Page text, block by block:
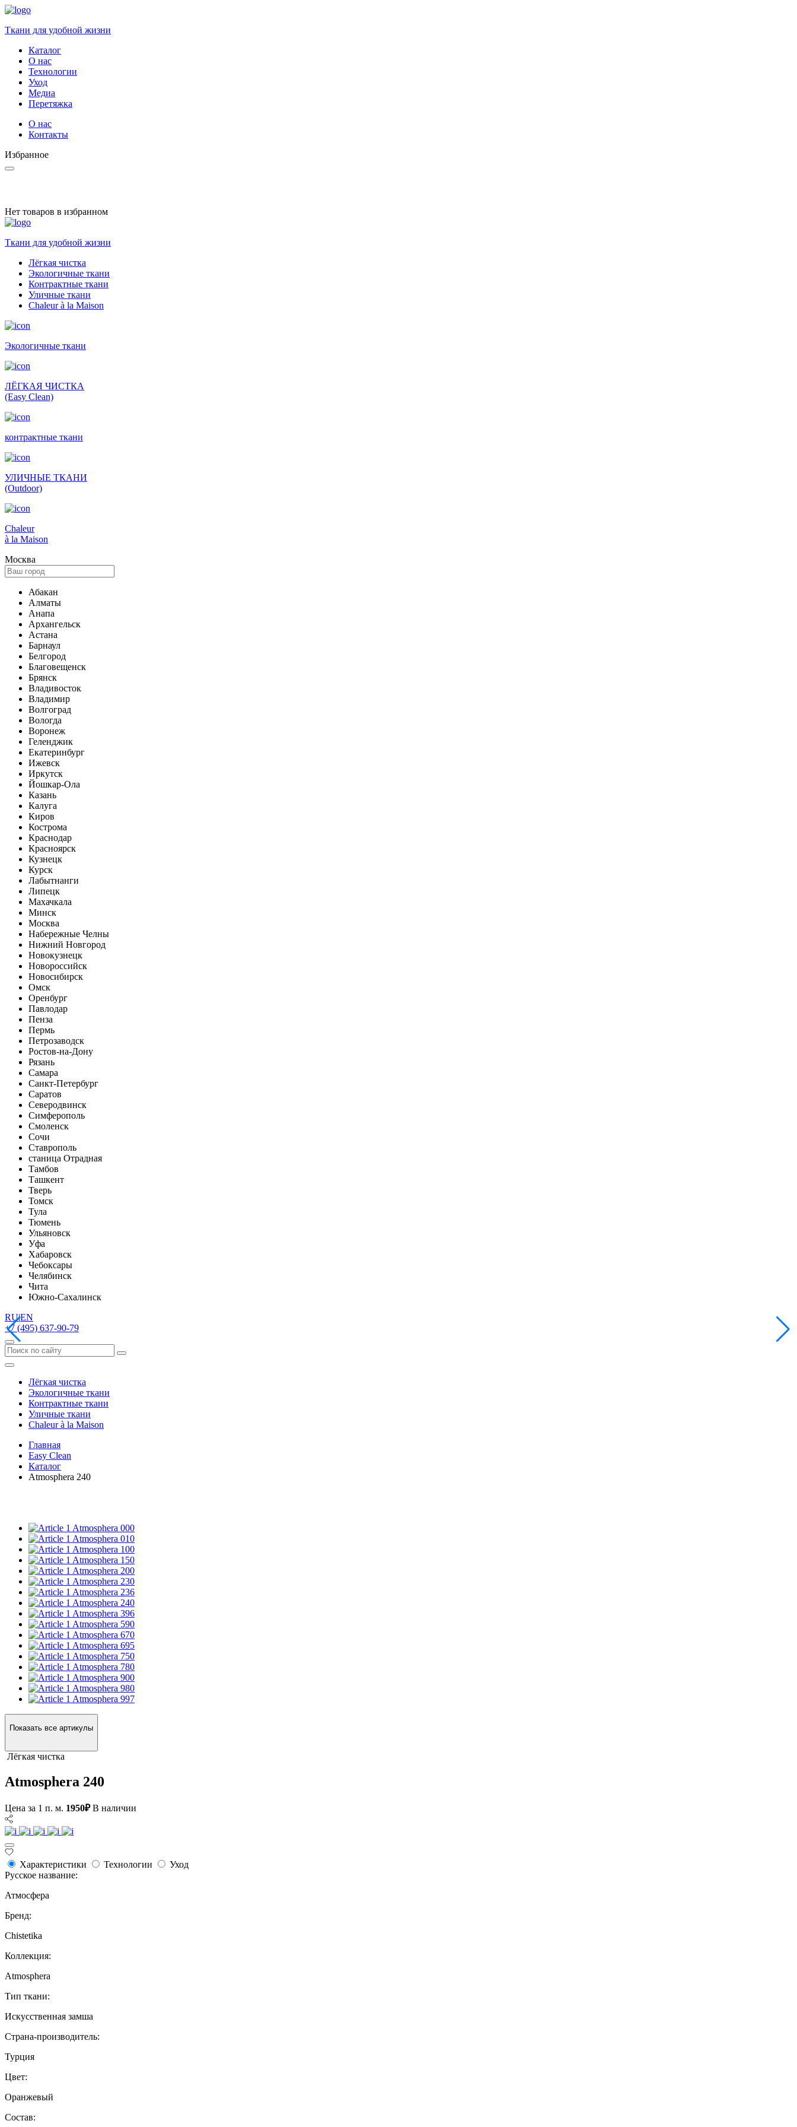
Ткани для удобной жизни
Каталог
О нас
Технологии
Уход
Медиа
Перетяжка
О нас
Контакты
Избранное
Нет товаров в избранном
Ткани для удобной жизни
Лёгкая чистка
Экологичные ткани
Контрактные ткани
Уличные ткани
Сhaleur à la Maison
Экологичные ткани
ЛЁГКАЯ ЧИСТКА
(Easy Clean)
контрактные ткани
УЛИЧНЫЕ ТКАНИ
(Outdoor)
Сhaleur
à la Maison
Москва
Абакан
Алматы
Анапа
Архангельск
Астана
Барнаул
Белгород
Благовещенск
Брянск
Владивосток
Владимир
Волгоград
Вологда
Воронеж
Геленджик
Екатеринбург
Ижевск
Иркутск
Йошкар-Ола
Казань
Калуга
Киров
Кострома
Краснодар
Красноярск
Кузнецк
Курск
Лабытнанги
Липецк
Махачкала
Минск
Москва
Набережные Челны
Нижний Новгород
Новокузнецк
Новороссийск
Новосибирск
Омск
Оренбург
Павлодар
Пенза
Пермь
Петрозаводск
Ростов-на-Дону
Рязань
Самара
Санкт-Петербург
Саратов
Северодвинск
Симферополь
Смоленск
Сочи
Ставрополь
станица Отрадная
Тамбов
Ташкент
Тверь
Томск
Тула
Тюмень
Ульяновск
Уфа
Хабаровск
Чебоксары
Челябинск
Чита
Южно-Сахалинск
RU|EN
+7 (495) 637-90-79
Лёгкая чистка
Экологичные ткани
Контрактные ткани
Уличные ткани
Сhaleur à la Maison
Главная
Easy Clean
Каталог
Atmosphera 240
Atmosphera 000
Atmosphera 010
Atmosphera 100
Atmosphera 150
Atmosphera 200
Atmosphera 230
Atmosphera 236
Atmosphera 240
Atmosphera 396
Atmosphera 590
Atmosphera 670
Atmosphera 695
Atmosphera 750
Atmosphera 780
Atmosphera 900
Atmosphera 980
Atmosphera 997
Показать все артикулы
Лёгкая чистка
Atmosphera 240
Цена за 1 п. м. 1950₽ В наличии
Характеристики Технологии
Уход
Русское название:
Атмосфера
Бренд:
Chistetika
Коллекция:
Atmosphera
Тип ткани:
Искусственная замша
Страна-производитель:
Турция
Цвет:
Оранжевый
Состав: